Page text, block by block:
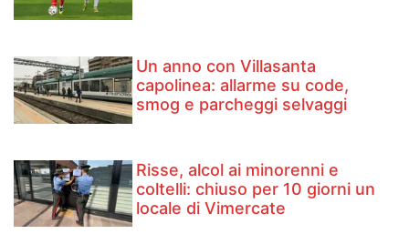
Un anno con Villasanta
capolinea: allarme su code,
smog e parcheggi selvaggi
Risse, alcol ai minorenni e
coltelli: chiuso per 10 giorni un
locale di Vimercate